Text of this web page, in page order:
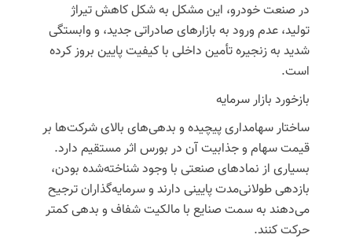
در صنعت خودرو، این مشکل به شکل کاهش تیراژ
تولید، عدم ورود به بازارهای صادراتی جدید، و وابستگی
شدید به زنجیره تأمین داخلی با کیفیت پایین بروز کرده
است.
بازخورد بازار سرمایه
ساختار سهامداری پیچیده و بدهی‌های بالای شرکت‌ها بر
قیمت سهام و جذابیت آن در بورس اثر مستقیم دارد.
بسیاری از نمادهای صنعتی با وجود شناخته‌شده بودن،
بازدهی طولانی‌مدت پایینی دارند و سرمایه‌گذاران ترجیح
می‌دهند به سمت صنایع با مالکیت شفاف و بدهی کمتر
حرکت کنند.